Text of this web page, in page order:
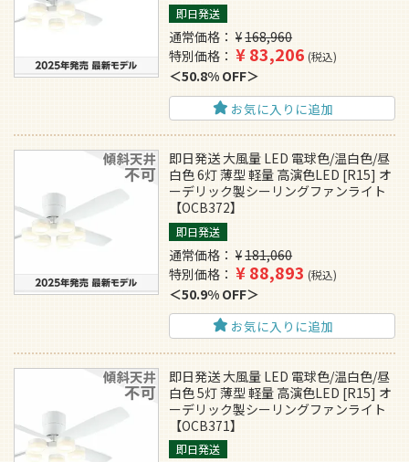
即日発送
通常価格 ¥168,960
特別価格
¥83,206 税込
50.8% OFF
お気に入りに追加
即日発送 大風量 LED 電球色/温白色/昼
白色 6灯 薄型 軽量 高演色LED [R15] オ
ーデリック製シーリングファンライト
【OCB372】
即日発送
通常価格 ¥181,060
特別価格
¥88,893 税込
50.9% OFF
お気に入りに追加
即日発送 大風量 LED 電球色/温白色/昼
白色 5灯 薄型 軽量 高演色LED [R15] オ
ーデリック製シーリングファンライト
【OCB371】
即日発送